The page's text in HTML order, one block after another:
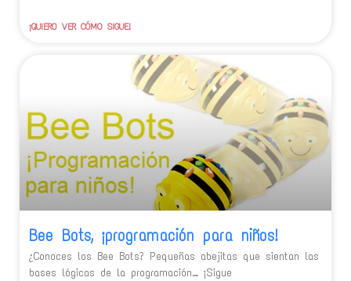
¡QUIERO VER CÓMO SIGUE!
Bee Bots, ¡programación para niños!
¿Conoces los Bee Bots? Pequeñas abejitas que sientan las
bases lógicas de la programación… ¡Sigue